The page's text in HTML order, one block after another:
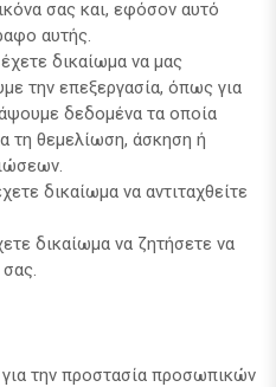
σας και, εφόσον αυτό
αυτής.
δικαίωμα να μας
την επεξεργασία, όπως για
δεδομένα τα οποία
τη θεμελίωση, άσκηση ή
δικαίωμα να αντιταχθείτε
δικαίωμα να ζητήσετε να
την προστασία προσωπικών